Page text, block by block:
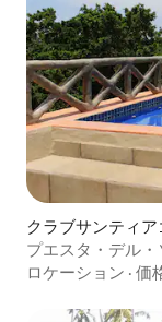
クラブサンティ
プエスタ・デル・
ロケーション · 価